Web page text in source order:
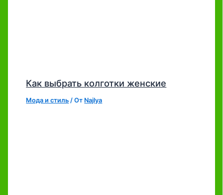
Как выбрать колготки женские
Мода и стиль / От Najlya